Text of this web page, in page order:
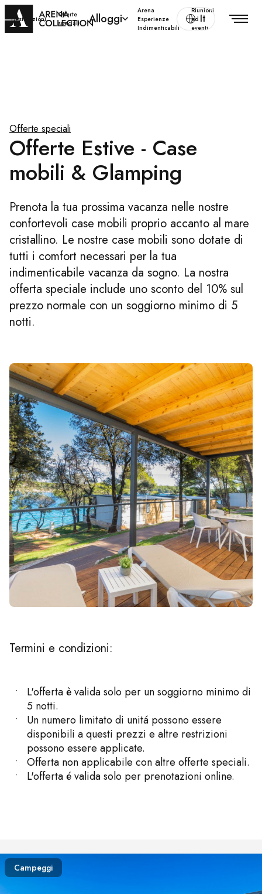
Destinazioni
Offerte
speciali
Alloggi
Arena
Esperienze
Indimenticabili
Riunioni
ed
eventi
It
Offerte speciali
Offerte Estive - Case
mobili & Glamping
Prenota la tua prossima vacanza nelle nostre
confortevoli case mobili proprio accanto al mare
cristallino. Le nostre case mobili sono dotate di
tutti i comfort necessari per la tua
indimenticabile vacanza da sogno. La nostra
offerta speciale include uno sconto del 10% sul
prezzo normale con un soggiorno minimo di 5
notti.
Termini e condizioni:
L'offerta è valida solo per un soggiorno minimo di
5 notti.
Un numero limitato di unitá possono essere
disponibili a questi prezzi e altre restrizioni
possono essere applicate.
Offerta non applicabile con altre offerte speciali.
L'offerta é valida solo per prenotazioni online.
Campeggi